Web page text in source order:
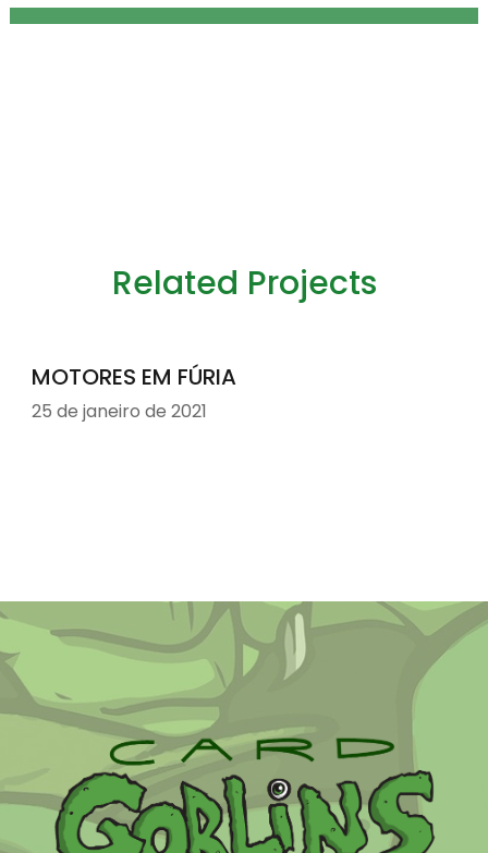
Related Projects
MOTORES EM FÚRIA
25 de janeiro de 2021